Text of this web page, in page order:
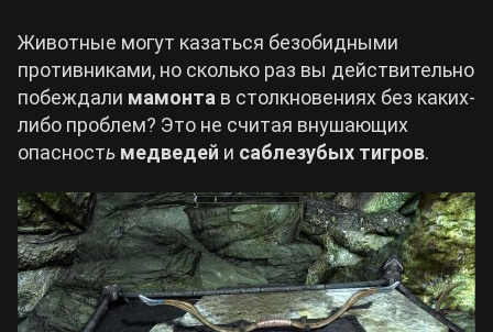
Животные могут казаться безобидными
противниками, но сколько раз вы действительно
побеждали мамонта в столкновениях без каких-
либо проблем? Это не считая внушающих
опасность медведей и саблезубых тигров.